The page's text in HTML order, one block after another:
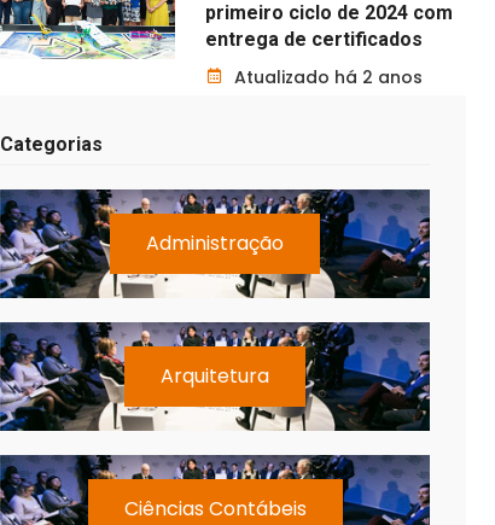
primeiro ciclo de 2024 com
entrega de certificados
Atualizado há 2 anos
Categorias
Administração
Arquitetura
Ciências Contábeis